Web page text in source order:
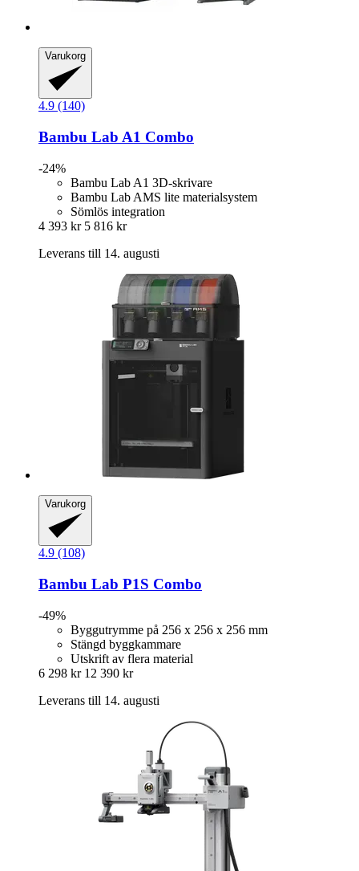
Varukorg
4.9 (140)
Bambu Lab A1 Combo
-24%
Bambu Lab A1 3D-skrivare
Bambu Lab AMS lite materialsystem
Sömlös integration
4 393 kr 5 816 kr
Leverans till 14. augusti
Varukorg
4.9 (108)
Bambu Lab P1S Combo
-49%
Byggutrymme på 256 x 256 x 256 mm
Stängd byggkammare
Utskrift av flera material
6 298 kr 12 390 kr
Leverans till 14. augusti